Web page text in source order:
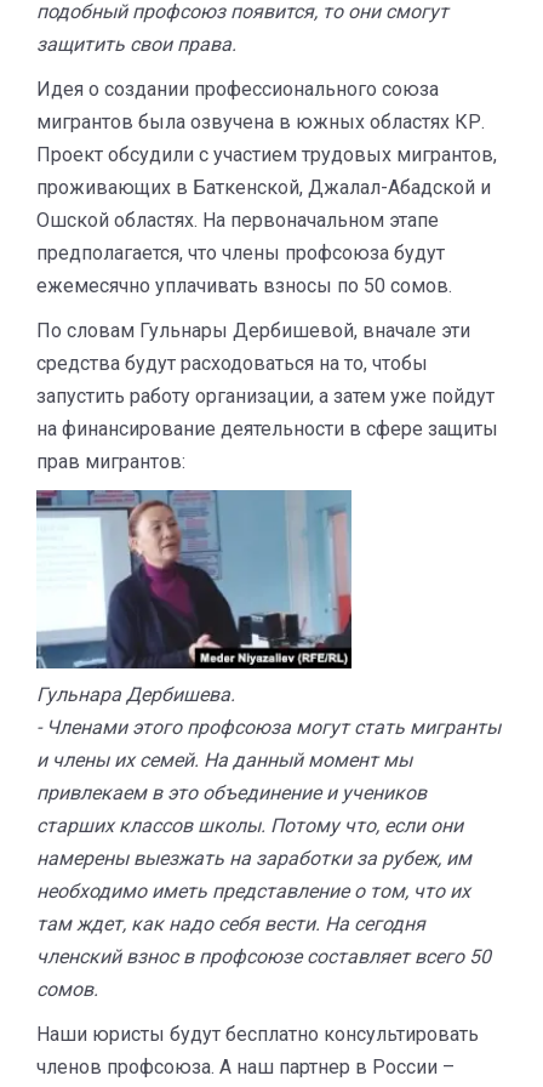
подобный профсоюз появится, то они смогут
защитить свои права.
Идея о создании профессионального союза
мигрантов была озвучена в южных областях КР.
Проект обсудили с участием трудовых мигрантов,
проживающих в Баткенской, Джалал-Абадской и
Ошской областях. На первоначальном этапе
предполагается, что члены профсоюза будут
ежемесячно уплачивать взносы по 50 сомов.
По словам Гульнары Дербишевой, вначале эти
средства будут расходоваться на то, чтобы
запустить работу организации, а затем уже пойдут
на финансирование деятельности в сфере защиты
прав мигрантов:
Гульнара Дербишева.
​- Членами этого профсоюза могут стать мигранты
и члены их семей. На данный момент мы
привлекаем в это объединение и учеников
старших классов школы. Потому что, если они
намерены выезжать на заработки за рубеж, им
необходимо иметь представление о том, что их
там ждет, как надо себя вести. На сегодня
членский взнос в профсоюзе составляет всего 50
сомов.
Наши юристы будут бесплатно консультировать
членов профсоюза. А наш партнер в России –